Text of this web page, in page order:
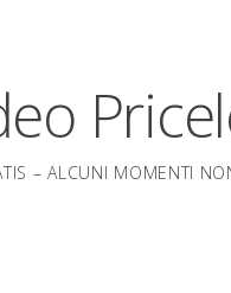
– ALCUNI MOMENTI